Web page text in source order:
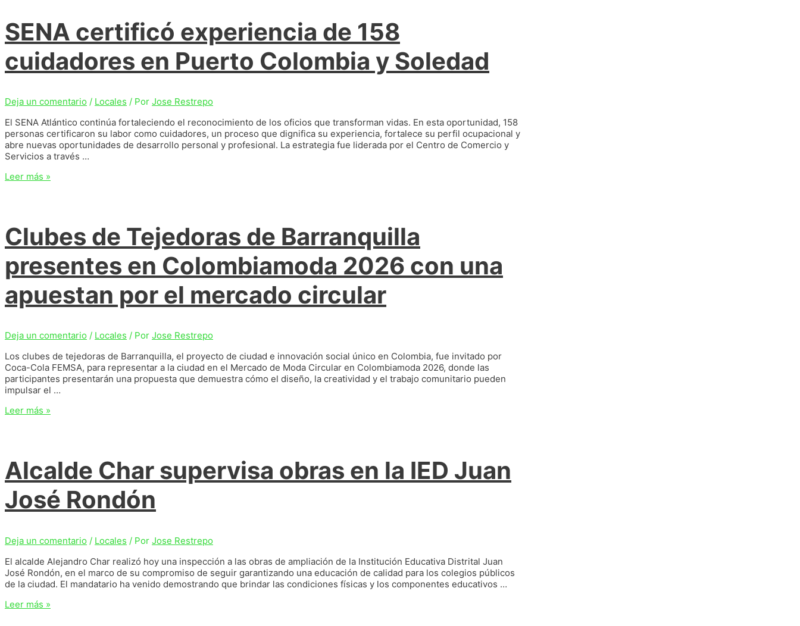
Hermandad,
conectará
Atlántico
y
sobre
el
río
Magdalena
SENA certificó experiencia de 158
cuidadores en Puerto Colombia y Soledad
Deja un comentario / Locales / Por Jose Restrepo
El SENA Atlántico continúa fortaleciendo el reconocimiento de los oficios que transforman vidas. En esta oportunidad, 158
personas certificaron su labor como cuidadores, un proceso que dignifica su experiencia, fortalece su perfil ocupacional y
abre nuevas oportunidades de desarrollo personal y profesional. La estrategia fue liderada por el Centro de Comercio y
Servicios a través …
SENA
cuidadores
en
Colombia
y
Soledad
Leer más »
Clubes de Tejedoras de Barranquilla
presentes en Colombiamoda 2026 con una
apuestan por el mercado circular
Deja un comentario / Locales / Por Jose Restrepo
Los clubes de tejedoras de Barranquilla, el proyecto de ciudad e innovación social único en Colombia, fue invitado por
Coca-Cola FEMSA, para representar a la ciudad en el Mercado de Moda Circular en Colombiamoda 2026, donde las
participantes presentarán una propuesta que demuestra cómo el diseño, la creatividad y el trabajo comunitario pueden
impulsar el …
Clubes
presentes
en
Colombiamoda
2026
con
apuestan
por
el
mercado
circular
Leer más »
Alcalde Char supervisa obras en la IED Juan
José Rondón
Deja un comentario / Locales / Por Jose Restrepo
El alcalde Alejandro Char realizó hoy una inspección a las obras de ampliación de la Institución Educativa Distrital Juan
José Rondón, en el marco de su compromiso de seguir garantizando una educación de calidad para los colegios públicos
de la ciudad. El mandatario ha venido demostrando que brindar las condiciones físicas y los componentes educativos …
Alcalde
Leer más »